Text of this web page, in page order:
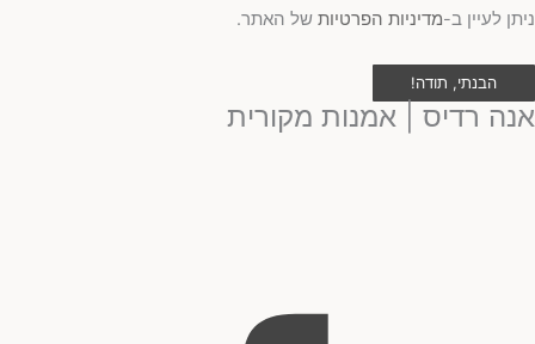
ניתן לעיין ב-מדיניות הפרטיות של האתר.
הבנתי, תודה!
אנה רדיס | אמנות מקורית